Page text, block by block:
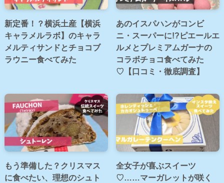
新定番！？横浜土産【横浜
キャラメルラボ】のキャラ
メルティサンドとチョコブ
ラウニー食べてみた
あのイスパハンがコンビ
ニ・スーパーに!?ピエールエ
ルメとプレミアムガーナの
コラボチョコ食べてみた
♡【口コミ・徹底調査】
もう準備した？クリスマス
に食べたい、理想のシュト
全女子が喜ぶスイーツ
♡……マーガレットが咲く